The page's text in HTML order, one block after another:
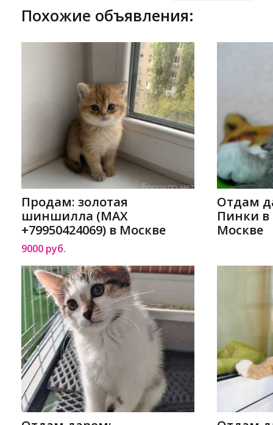
Похожие объявления:
Продам: золотая
шиншилла (MAX
+79950424069) в Москве
9000 руб.
Отдам
Пинки в
Москве